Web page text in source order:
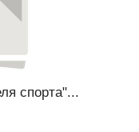
спорта"...